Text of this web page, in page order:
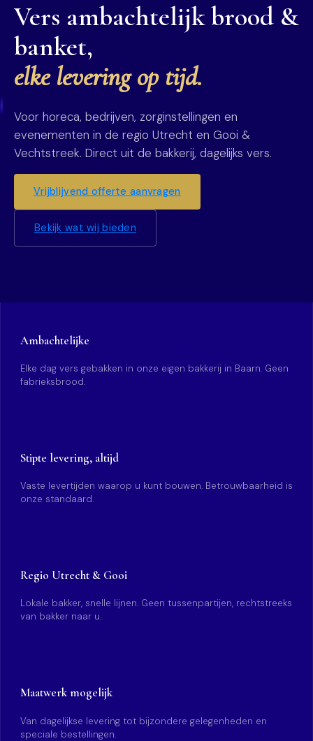
Vers ambachtelijk brood &
banket,
elke levering op tijd.
Voor horeca, bedrijven, zorginstellingen en
evenementen in de regio Utrecht en Gooi &
Vechtstreek. Direct uit de bakkerij, dagelijks vers.
Vrijblijvend offerte aanvragen
Bekijk wat wij bieden
Ambachtelijke
Elke dag vers gebakken in onze eigen bakkerij in Baarn. Geen
fabrieksbrood.
Stipte levering, altijd
Vaste levertijden waarop u kunt bouwen. Betrouwbaarheid is
onze standaard.
Regio Utrecht & Gooi
Lokale bakker, snelle lijnen. Geen tussenpartijen, rechtstreeks
van bakker naar u.
Maatwerk mogelijk
Van dagelijkse levering tot bijzondere gelegenheden en
speciale bestellingen.